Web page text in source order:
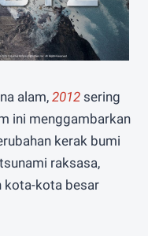
alam,2012sering
ini menggambarkan
kerak bumi
raksasa,
kota-kota besar